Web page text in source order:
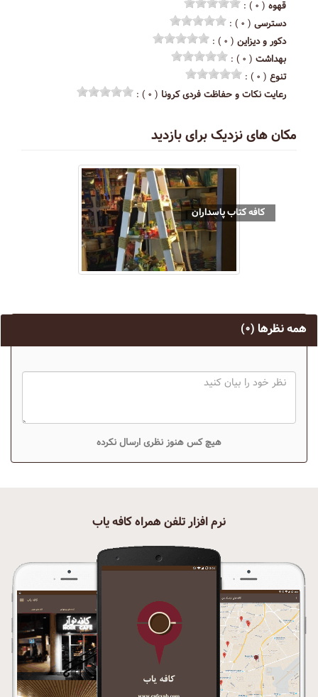
قهوه ( ۰ ) :
دسترسی ( ۰ ) :
دکور و دیزاین ( ۰ ) :
بهداشت ( ۰ ) :
تنوع ( ۰ ) :
رعایت نکات و حفاظت فردی کرونا ( ۰ ) :
مکان های نزدیک برای بازدید
کافه کتاب پاسداران
همه نظرها (۰)
هیچ کس هنوز نظری ارسال نکرده
نرم افزار تلفن همراه کافه یاب